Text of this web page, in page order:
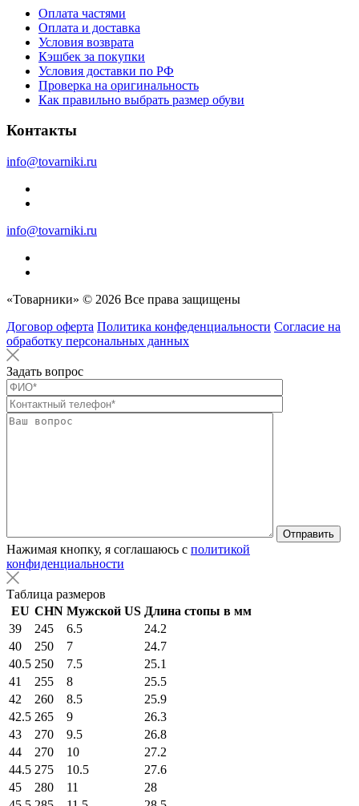
Оплата частями
Оплата и доставка
Условия возврата
Кэшбек за покупки
Условия доставки по РФ
Проверка на оригинальность
Как правильно выбрать размер обуви
Контакты
info@tovarniki.ru
info@tovarniki.ru
«Товарники» © 2026 Все права защищены
Договор оферта Политика конфеденциальности Согласие на
обработку персональных данных
Задать вопрос
Нажимая кнопку, я соглашаюсь с политикой
конфиденциальности
Таблица размеров
EU CHN Мужской US Длина стопы в мм
39
245 6.5
24.2
40
250 7
24.7
40.5 250 7.5
25.1
41
255 8
25.5
42
260 8.5
25.9
42.5 265 9
26.3
43
270 9.5
26.8
44
270 10
27.2
44.5 275 10.5
27.6
45
280 11
28